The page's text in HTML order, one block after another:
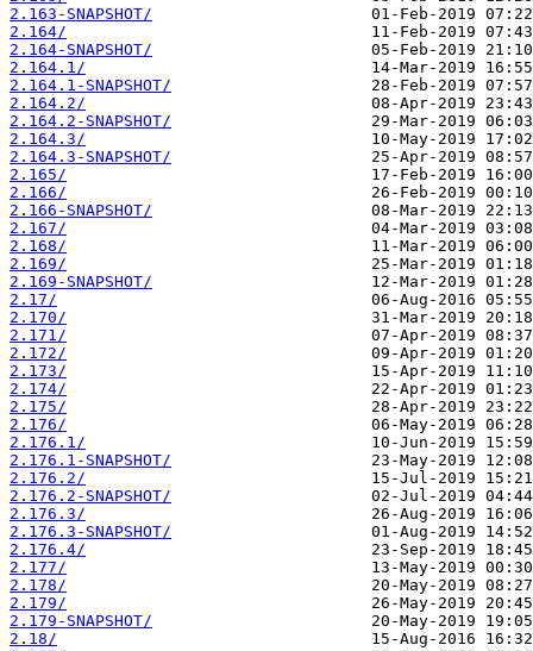
2.163-SNAPSHOT/
2.164/
2.164-SNAPSHOT/
2.164.1/
2.164.1-SNAPSHOT/
2.164.2/
2.164.2-SNAPSHOT/
2.164.3/
2.164.3-SNAPSHOT/
2.165/
2.166/
2.166-SNAPSHOT/
2.167/
2.168/
2.169/
2.169-SNAPSHOT/
2.17/
2.170/
2.171/
2.172/
2.173/
2.174/
2.175/
2.176/
2.176.1/
2.176.1-SNAPSHOT/
2.176.2/
2.176.2-SNAPSHOT/
2.176.3/
2.176.3-SNAPSHOT/
2.176.4/
2.177/
2.178/
2.179/
2.179-SNAPSHOT/
2.18/